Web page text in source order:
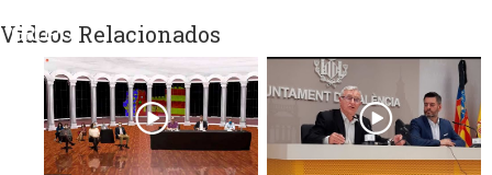
GRUPO
EDITORIAL
PRENSA
FESTIVA
MPG
Videos Relacionados